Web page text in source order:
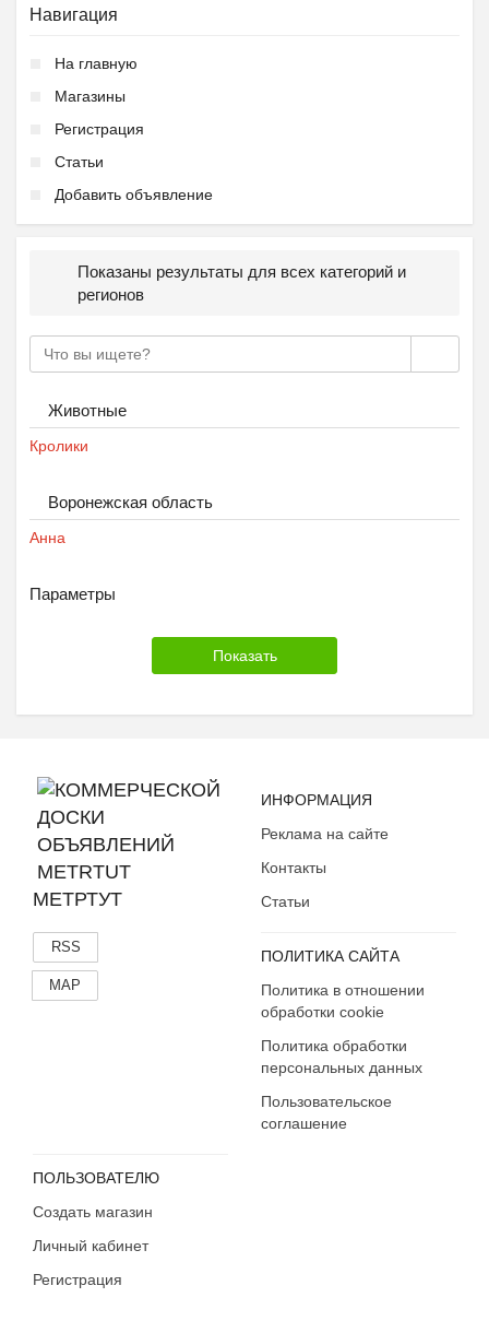
Навигация
На главную
Магазины
Регистрация
Статьи
Добавить объявление
Показаны результаты для всех категорий и
регионов
Животные
Кролики
Воронежская область
Анна
Параметры
МЕТРТУТ
RSS
MAP
ИНФОРМАЦИЯ
Реклама на сайте
Контакты
Статьи
ПОЛИТИКА САЙТА
Политика в отношении
обработки cookie
Политика обработки
персональных данных
Пользовательское
соглашение
ПОЛЬЗОВАТЕЛЮ
Создать магазин
Личный кабинет
Регистрация